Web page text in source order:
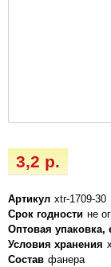
3,2 р.
Артикул xtr-1709-30
Срок годности не
Оптовая упаковка,
Условия хранения
Состав фанера